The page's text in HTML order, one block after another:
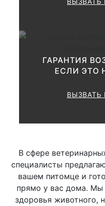
Исследование
лимфатических узлов
Исследование
оболочек
ГАРАНТИЯ
ЕСЛИ ЭТО
ВЫЗВАТЬ
В сфере
специалисты
вашем питомце и
прямо у вас дома. Мы
здоровья животного,